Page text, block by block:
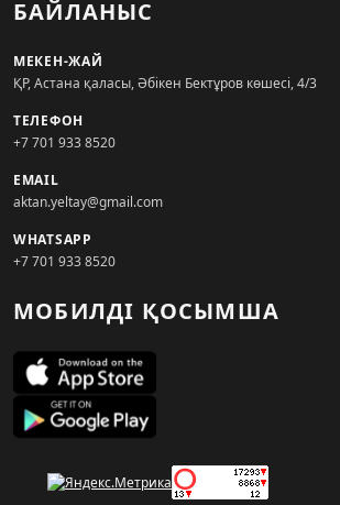
БАЙЛАНЫС
МЕКЕН-ЖАЙ
ҚР, Астана қаласы, Әбікен Бектұров көшесі, 4/3
ТЕЛЕФОН
+7 701 933 8520
EMAIL
aktan.yeltay@gmail.com
WHATSAPP
+7 701 933 8520
МОБИЛДІ ҚОСЫМША